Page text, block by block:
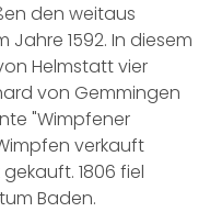
den weitaus
1592. In diesem
Helmstatt vier
von Gemmingen
"Wimpfener
verkauft
1806 fiel
Baden.